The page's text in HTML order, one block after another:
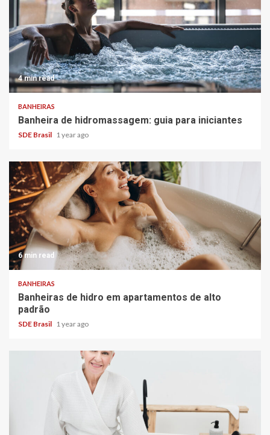
4 min read
BANHEIRAS
Banheira de hidromassagem: guia para iniciantes
SDE Brasil 1 year ago
6 min read
BANHEIRAS
Banheiras de hidro em apartamentos de alto
padrão
SDE Brasil 1 year ago